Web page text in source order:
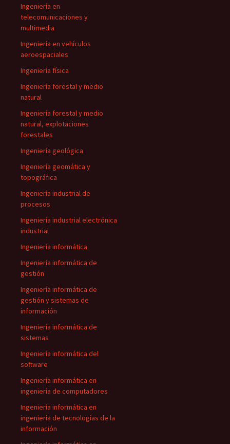
Ingeniería en
telecomunicaciones y
multimedia
Ingeniería en vehículos
aeroespaciales
Ingeniería física
Ingeniería forestal y medio
natural
Ingeniería forestal y medio
natural, explotaciones
forestales
Ingeniería geológica
Ingeniería geomática y
topográfica
Ingeniería industrial de
procesos
Ingeniería industrial electrónica
industrial
Ingeniería informática
Ingeniería informática de
gestión
Ingeniería informática de
gestión y sistemas de
información
Ingeniería informática de
sistemas
Ingeniería informática del
software
Ingeniería informática en
ingeniería de computadores
Ingeniería informática en
ingeniería de tecnologías de la
información